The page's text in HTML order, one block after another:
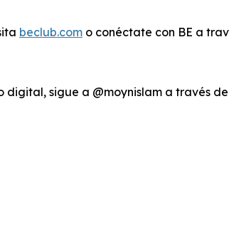
beclub.com o conéctate con BE a
sigue a @moynislam a través